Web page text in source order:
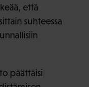
että
suhteessa
päättäisi